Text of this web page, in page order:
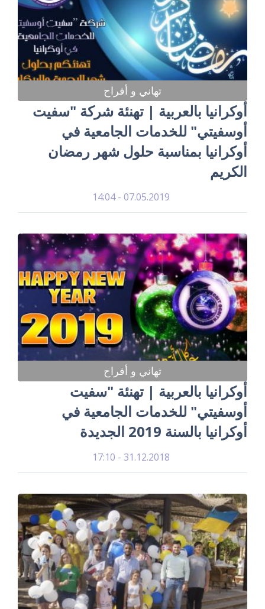
تهاني و أفراح
أوكرانيا بالعربية | تهنئة شركة "سفيت
أوسفيتي" للخدمات الجامعية في
أوكرانيا بمناسبة حلول شهر رمضان
الكريم
07.05.2019 - 14:04
تهاني و أفراح
أوكرانيا بالعربية | تهنئة "سفيت
أوسفيتي" للخدمات الجامعية في
أوكرانيا بالسنة 2019 الجديدة
31.12.2018 - 17:10